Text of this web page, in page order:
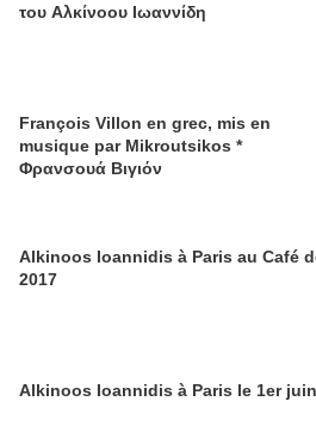
του Αλκίνοου Ιωαννίδη
François Villon en grec, mis en
musique par Mikroutsikos *
Φρανσουά Βιγιόν
Alkinoos Ioannidis à Paris au Café
2017
Alkinoos Ioannidis à Paris le 1er juin